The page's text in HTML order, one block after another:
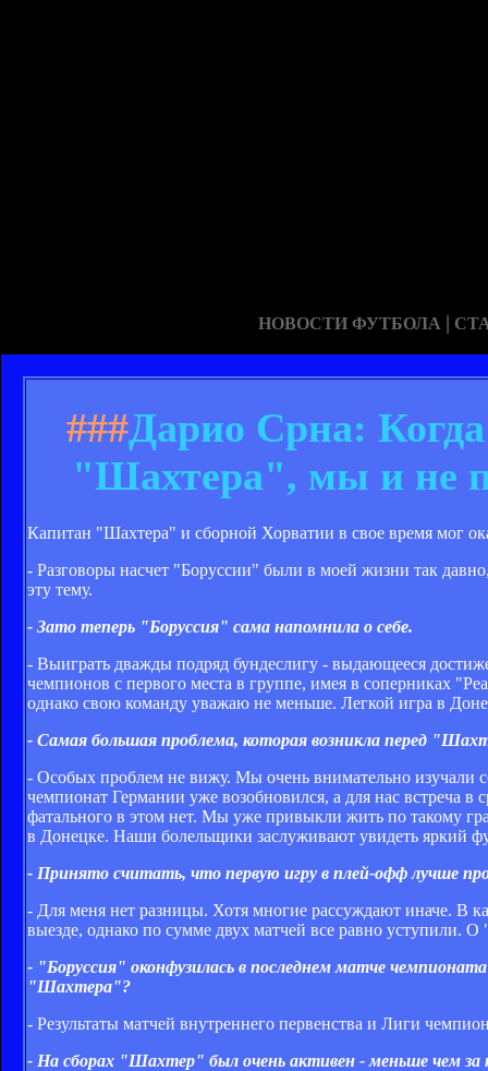
НОВОСТИ ФУТБОЛА |
###Дарио Срна:
"Шахтера", мы и не
Капитан "Шахтера" и сборной Хорватии в свое время мог
- Разговоры насчет "Боруссии" были в моей жизни так
эту тему.
- Зато теперь "Боруссия" сама напомнила о себе.
- Выиграть дважды подряд бундеслигу - выдающееся
чемпионов с первого места в группе, имея в соперниках
однако свою команду уважаю не меньше. Легкой игра в
- Самая большая проблема, которая возникла перед
- Особых проблем не вижу. Мы очень внимательно изучали
чемпионат Германии уже возобновился, а для нас встреча
фатального в этом нет. Мы уже привыкли жить по такому
в Донецке. Наши болельщики заслуживают увидеть яркий
- Принято считать, что первую игру в плей-офф лучше
- Для меня нет разницы. Хотя многие рассуждают иначе. В
выезде, однако по сумме двух матчей все равно уступили.
- "Боруссия" оконфузилась в последнем матче
"Шахтера"?
- Результаты матчей внутреннего первенства и Лиги
- На сборах "Шахтер" был очень активен - меньше чем